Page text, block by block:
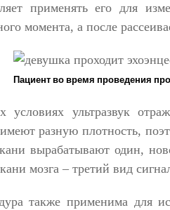
применять его для
момента, а после
Пациент во время проведения
ультразвук
разную плотность,
вырабатывают один,
мозга – третий вид
также применима для